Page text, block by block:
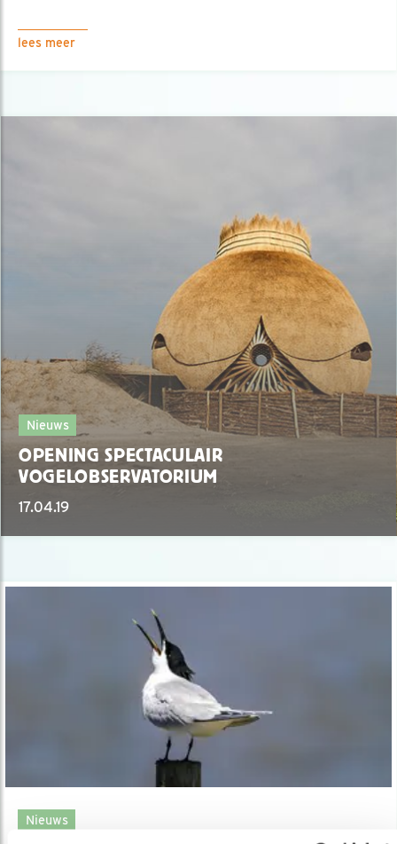
lees meer
Nieuws
OPENING SPECTACULAIR
VOGELOBSERVATORIUM
17.04.19
Nieuws